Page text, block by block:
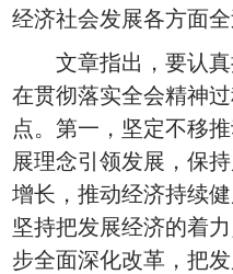
经济社会发展各方面全
文章指出，要认真
在贯彻落实全会精神
点。第一，坚定不移
展理念引领发展，保
增长，推动经济持续
坚持把发展经济的着
步全面深化改革，把